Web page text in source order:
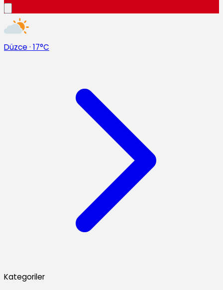
Düzce · 17°C
Kategoriler